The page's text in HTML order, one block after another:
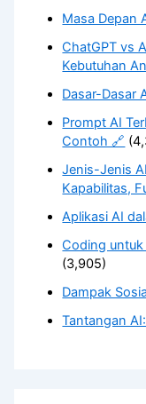
Masa Depan
ChatGPT vs
Kebutuhan
Dasar-Dasar
Prompt AI
Contoh 🔗
Jenis-Jenis
Kapabilitas,
Aplikasi AI
Coding untuk
(3,905)
Dampak
Tantangan